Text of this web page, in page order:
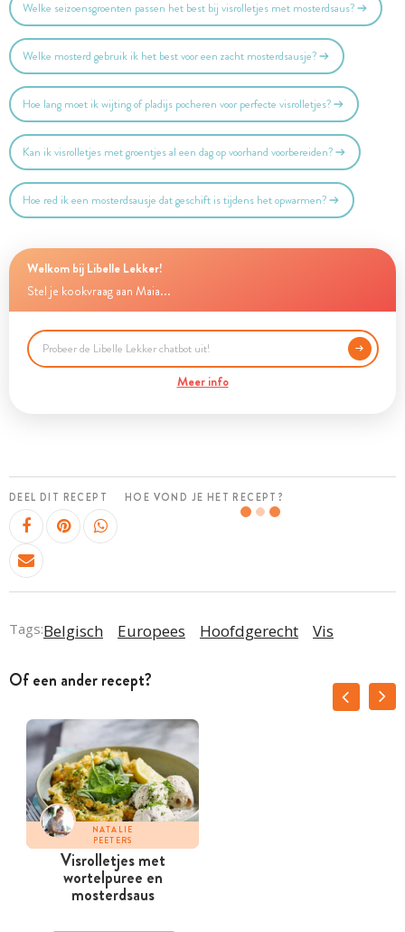
Welke seizoensgroenten passen het best bij visrolletjes met mosterdsaus?
Welke mosterd gebruik ik het best voor een zacht mosterdsausje?
Hoe lang moet ik wijting of pladijs pocheren voor perfecte visrolletjes?
Kan ik visrolletjes met groentjes al een dag op voorhand voorbereiden?
Hoe red ik een mosterdsausje dat geschift is tijdens het opwarmen?
Welkom bij Libelle Lekker!
Stel je kookvraag aan Maia...
Meer info
DEEL DIT RECEPT HOE VOND JE HET RECEPT?
Tags:Belgisch Europees Hoofdgerecht Vis
Of een ander recept?
NATALIE
PEETERS
Visrolletjes met
wortelpuree en
mosterdsaus